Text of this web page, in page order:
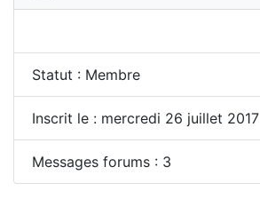
Statut : Membre
Inscrit le : mercredi 26 juillet 2017
Messages forums : 3